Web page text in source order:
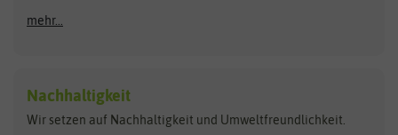
Anzuchtschalen
Heizmatte & Heizkabel
Kokos-Quelltabletten
Carl Pabst
Florissa Hortitops
mehr...
Nachhaltigkeit
Wir setzen auf Nachhaltigkeit und Umweltfreundlichkeit.